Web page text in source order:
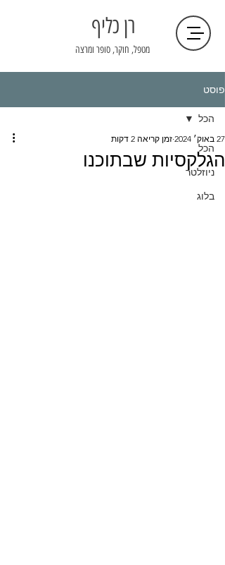
רן כליף
מטפל, חוקר, סופר ומרצה
פוסט
הכל
ניוזלטר
בלוג
הכל
הגלקסיות שבתוכנו
27 באוק׳ 2024 זמן קריאה 2 דקות